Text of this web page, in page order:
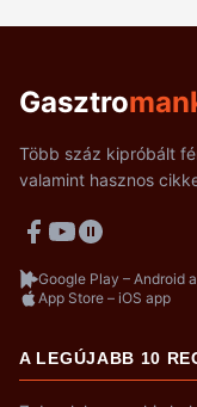
Gasztro
Több száz kipróbált
valamint hasznos
Google Play – Android
App Store – iOS app
A LEGÚJABB 10